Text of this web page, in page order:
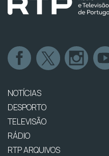
NOTÍCIAS
DESPORTO
TELEVISÃO
RÁDIO
RTP ARQUIVOS